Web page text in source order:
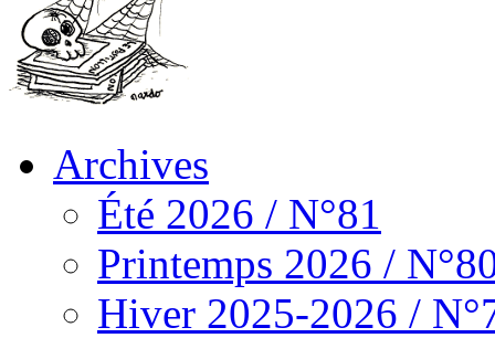
Archives
Été 2026 / N°81
Printemps 2026 /
Hiver 2025-2026 /